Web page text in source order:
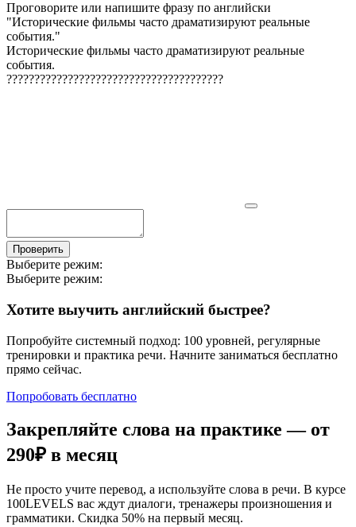
Проговорите или напишите фразу по английски
"Исторические фильмы часто драматизируют реальные
события."
Исторические фильмы часто драматизируют реальные
события.
???????????????????????????????????????
Проверить
Выберите режим:
Выберите режим:
Хотите выучить английский быстрее?
Попробуйте системный подход: 100 уровней, регулярные
тренировки и практика речи. Начните заниматься бесплатно
прямо сейчас.
Попробовать бесплатно
Закрепляйте слова на практике — от
290₽ в месяц
Не просто учите перевод, а используйте слова в речи. В курсе
100LEVELS вас ждут диалоги, тренажеры произношения и
грамматики. Скидка 50% на первый месяц.